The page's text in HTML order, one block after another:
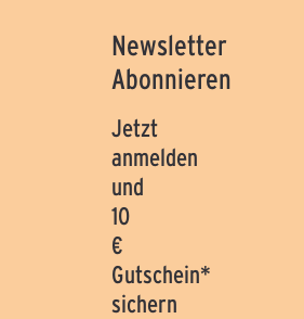
Newsletter
Abonnieren
Jetzt
anmelden
und
10
€
Gutschein*
sichern